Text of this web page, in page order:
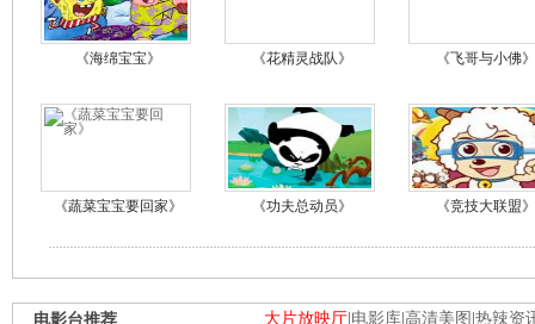
《海绵宝宝》 《花精灵战队》 《飞哥与小佛》
《蔬菜宝宝要回家》 《功夫总动员》 《竞技大联盟》
大片放映厅 电影库 高清美图 热辣资
电影台推荐